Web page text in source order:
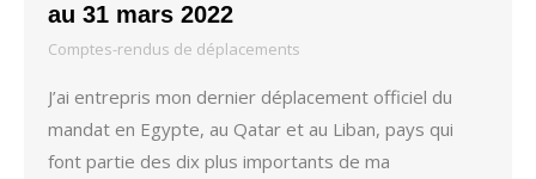
au 31 mars 2022
Comptes-rendus de déplacements
J’ai entrepris mon dernier déplacement officiel du
mandat en Egypte, au Qatar et au Liban, pays qui
font partie des dix plus importants de ma